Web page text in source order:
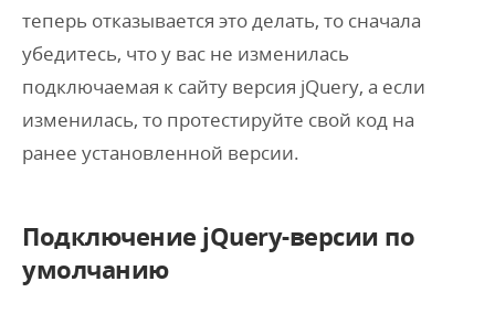
теперь отказывается это делать, то сначала
убедитесь, что у вас не изменилась
подключаемая к сайту версия jQuery, а если
изменилась, то протестируйте свой код на
ранее установленной версии.
Подключение jQuery-версии по
умолчанию